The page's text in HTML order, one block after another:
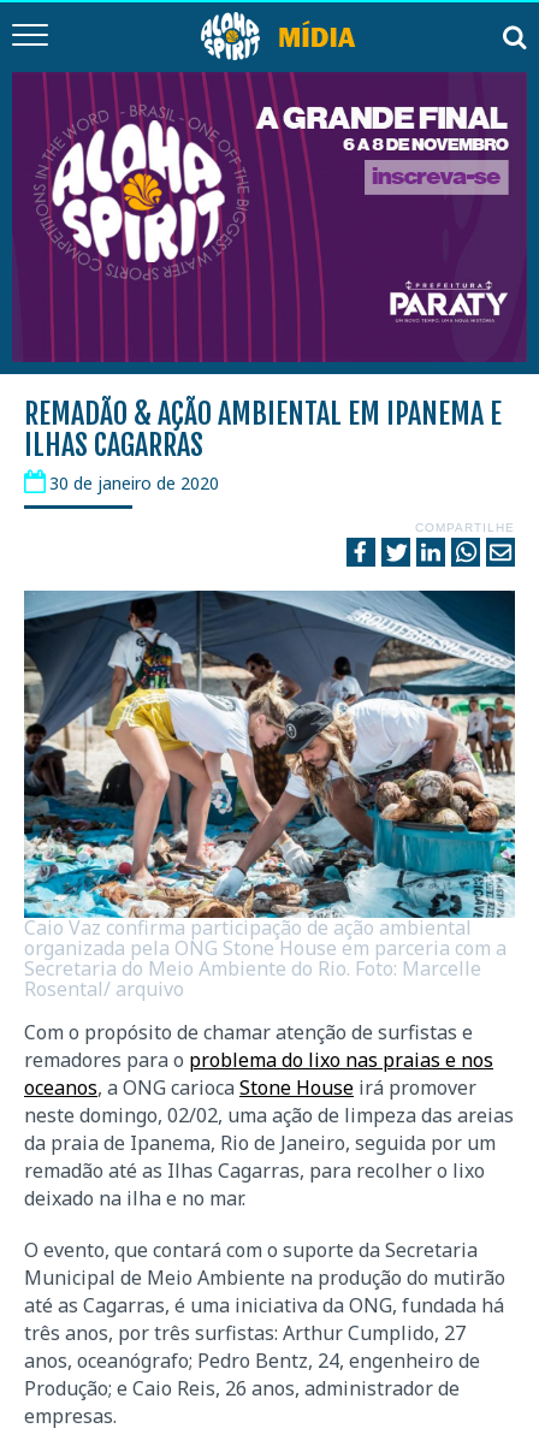
REMADÃO & AÇÃO AMBIENTAL EM IPANEMA E
ILHAS CAGARRAS
30 de janeiro de 2020
COMPARTILHE
Caio Vaz confirma participação de ação ambiental
organizada pela ONG Stone House em parceria com a
Secretaria do Meio Ambiente do Rio. Foto: Marcelle
Rosental/ arquivo
Com o propósito de chamar atenção de surfistas e
remadores para o problema do lixo nas praias e nos
oceanos, a ONG cariocaStone House irá promover
neste domingo, 02/02, uma ação de limpeza das areias
da praia de Ipanema, Rio de Janeiro, seguida por um
remadão até as Ilhas Cagarras, para recolher o lixo
deixado na ilha e no mar.
O evento, que contará com o suporte da Secretaria
Municipal de Meio Ambiente na produção do mutirão
até as Cagarras, é uma iniciativa da ONG, fundada há
três anos, por três surfistas: Arthur Cumplido, 27
anos, oceanógrafo; Pedro Bentz, 24, engenheiro de
Produção; e Caio Reis, 26 anos, administrador de
empresas.